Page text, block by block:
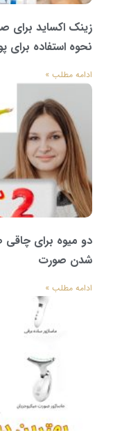
زینک اکساید برای
نحوه استفاده
ادامه مطلب »
دو میوه برای چاقی
شدن صورت
ادامه مطلب »